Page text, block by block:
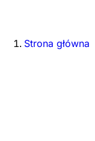
Strona główna